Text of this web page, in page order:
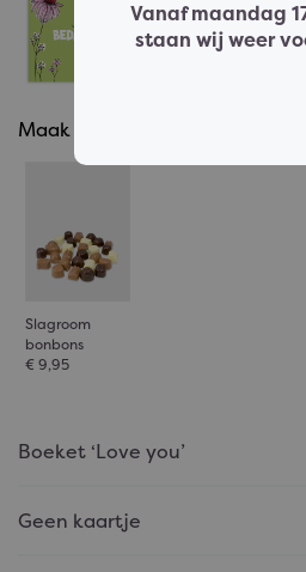
Maak het compleet
Slagroom
bonbons
€ 9,95
Boeket ‘Love you’
Geen kaartje
Vanaf maandag
staan wij weer